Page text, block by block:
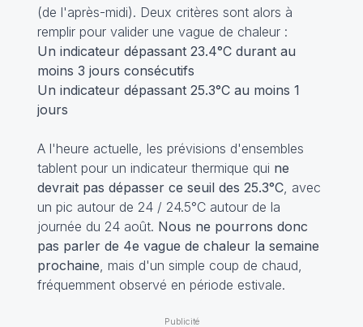
(de l'après-midi). Deux critères sont alors à
remplir pour valider une vague de chaleur :
Un indicateur dépassant 23.4°C durant au
moins 3 jours consécutifs
Un indicateur dépassant 25.3°C au moins 1
jours
A l'heure actuelle, les prévisions d'ensembles
tablent pour un indicateur thermique qui ne
devrait pas dépasser ce seuil des 25.3°C, avec
un pic autour de 24 / 24.5°C autour de la
journée du 24 août. Nous ne pourrons donc
pas parler de 4e vague de chaleur la semaine
prochaine , mais d'un simple coup de chaud,
fréquemment observé en période estivale.